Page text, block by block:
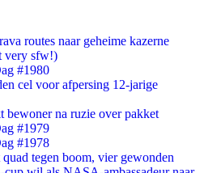
routes naar geheime kazerne
very sfw!)
#1980
cel voor afpersing 12-jarige
bewoner na ruzie over pakket
#1979
#1978
tegen boom, vier gewonden